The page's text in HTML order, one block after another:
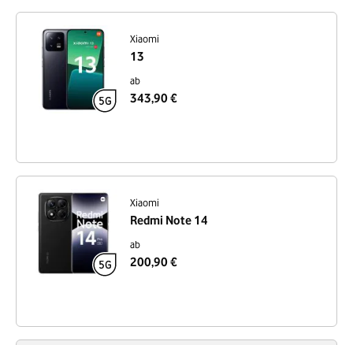
Xiaomi
13
ab
343,90 €
Xiaomi
Redmi Note 14
ab
200,90 €